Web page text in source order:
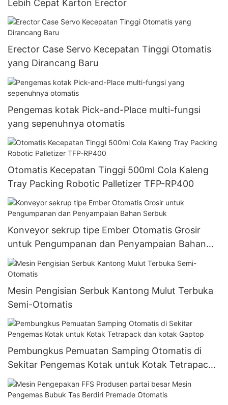
Lebih Cepat Karton Erector
Erector Case Servo Kecepatan Tinggi Otomatis
yang Dirancang Baru
Pengemas kotak Pick-and-Place multi-fungsi
yang sepenuhnya otomatis
Otomatis Kecepatan Tinggi 500ml Cola Kaleng
Tray Packing Robotic Palletizer TFP-RP400
Konveyor sekrup tipe Ember Otomatis Grosir
untuk Pengumpanan dan Penyampaian Bahan
Serbuk
Mesin Pengisian Serbuk Kantong Mulut Terbuka
Semi-Otomatis
Pembungkus Pemuatan Samping Otomatis di
Sekitar Pengemas Kotak untuk Kotak Tetrapack
dan kotak Gaptop